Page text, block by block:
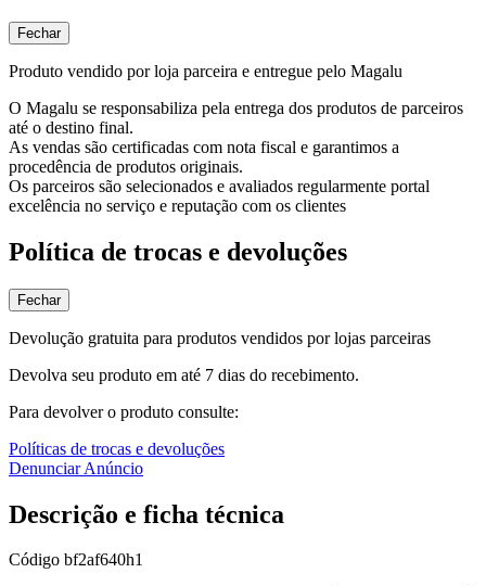
Fechar
Produto vendido por loja parceira e entregue pelo Magalu
O Magalu se responsabiliza pela entrega dos produtos de parceiros
até o destino final.
As vendas são certificadas com nota fiscal e garantimos a
procedência de produtos originais.
Os parceiros são selecionados e avaliados regularmente portal
excelência no serviço e reputação com os clientes
Política de trocas e devoluções
Fechar
Devolução gratuita para produtos vendidos por lojas parceiras
Devolva seu produto em até 7 dias do recebimento.
Para devolver o produto consulte:
Políticas de trocas e devoluções
Denunciar Anúncio
Descrição e ficha técnica
Código bf2af640h1